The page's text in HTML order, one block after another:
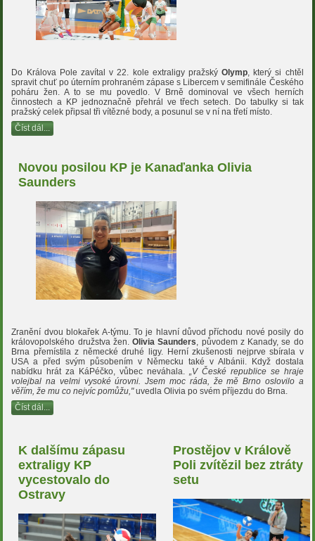
Do Králova Pole zavítal v 22. kole extraligy pražskýOlymp , který si chtěl
spravit chuť po úterním prohraném zápase s Libercem v semifinále Českého
poháru žen. A to se mu povedlo. V Brně dominoval ve všech herních
činnostech a KP jednoznačně přehrál ve třech setech. Do tabulky si tak
pražský celek připsal tři vítězné body, a posunul se v ní na třetí místo.
Číst dál...
Novou posilou KP je Kanaďanka Olivia
Saunders
Zranění dvou blokařek A-týmu. To je hlavní důvod příchodu nové posily do
královopolského družstva žen.Olivia Saunders, původem z Kanady, se do
Brna přemístila z německé druhé ligy. Herní zkušenosti nejprve sbírala v
USA a před svým působením v Německu také v Albánii. Když dostala
nabídku hrát za KáPéčko, vůbec neváhala. „V České republice se hraje
volejbal na velmi vysoké úrovni. Jsem moc ráda, že mě Brno oslovilo a
věřím, že mu co nejvíc pomůžu,"uvedla Olivia po svém příjezdu do Brna.
Číst dál...
K dalšímu zápasu
extraligy KP
vycestovalo do
Ostravy
Prostějov v Králově
Poli zvítězil bez ztráty
setu